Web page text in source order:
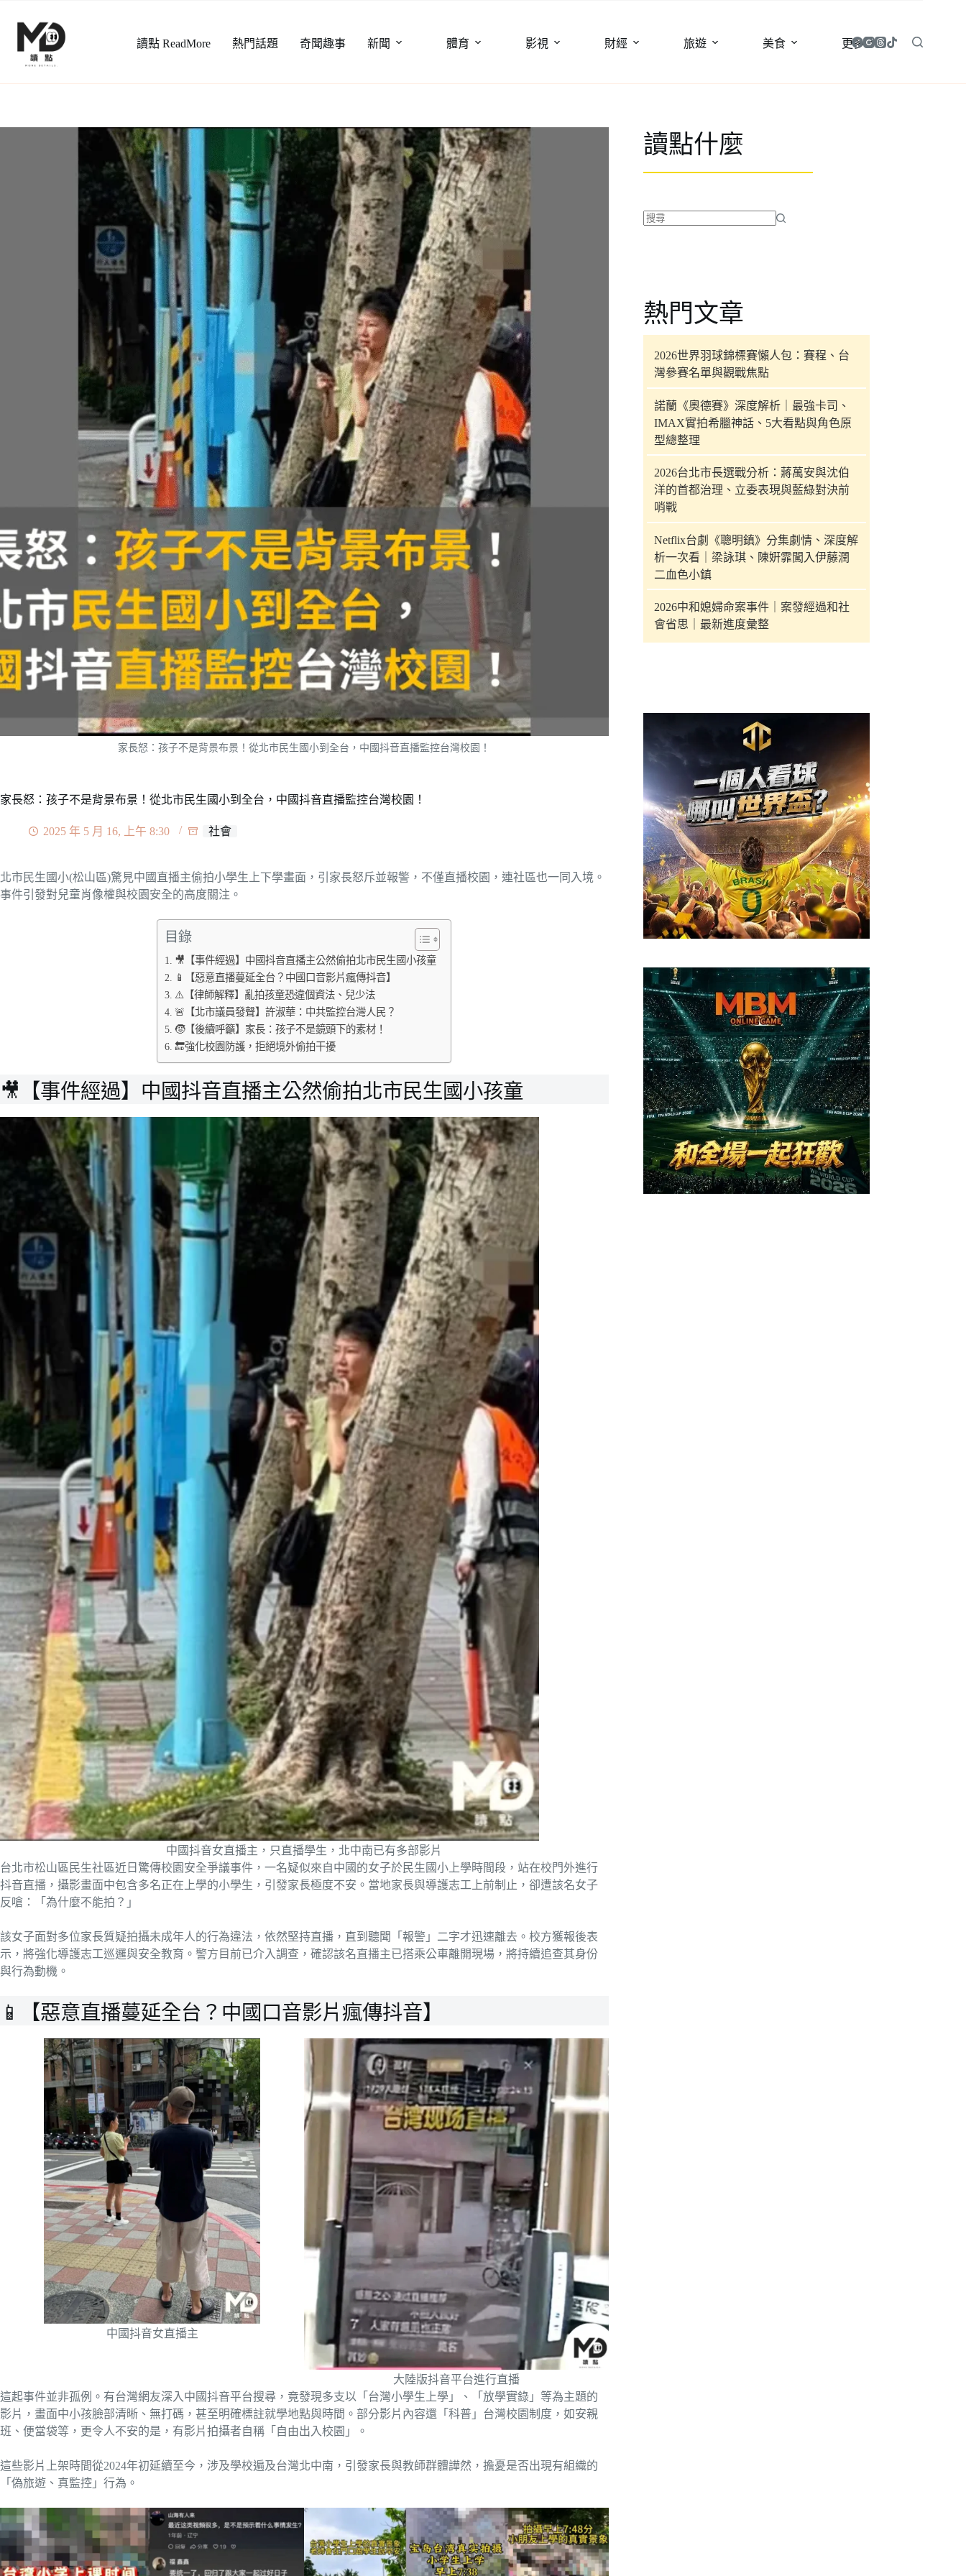
讀點 ReadMore 熱門話題 奇聞趣事 新聞 體育 影視 財經 旅遊 美食 更多
家長怒：孩子不是背景布景！從北市民生國小到全台，中國抖音直播監控台灣校園！
家長怒：孩子不是背景布景！從北市民生國小到全台，中國抖音直播監控台灣校園！
2025 年 5 月 16, 上午 8:30 社會
北市民生國小(松山區)驚見中國直播主偷拍小學生上下學畫面，引家長怒斥並報警，不僅直播校園，連社區也一同入境。
事件引發對兒童肖像權與校園安全的高度關注。
目錄
🎥【事件經過】中國抖音直播主公然偷拍北市民生國小孩童
📱【惡意直播蔓延全台？中國口音影片瘋傳抖音】
⚠️【律師解釋】亂拍孩童恐違個資法、兒少法
🚨【北市議員發聲】許淑華：中共監控台灣人民？
🧒【後續呼籲】家長：孩子不是鏡頭下的素材！
🔚強化校園防護，拒絕境外偷拍干擾
🎥【事件經過】中國抖音直播主公然偷拍北市民生國小孩童
中國抖音女直播主，只直播學生，北中南已有多部影片
台北市松山區民生社區近日驚傳校園安全爭議事件，一名疑似來自中國的女子於民生國小上學時間段，站在校門外進行
抖音直播，攝影畫面中包含多名正在上學的小學生，引發家長極度不安。當地家長與導護志工上前制止，卻遭該名女子
反嗆：「為什麼不能拍？」
該女子面對多位家長質疑拍攝未成年人的行為違法，依然堅持直播，直到聽聞「報警」二字才迅速離去。校方獲報後表
示，將強化導護志工巡邏與安全教育。警方目前已介入調查，確認該名直播主已搭乘公車離開現場，將持續追查其身份
與行為動機。
📱【惡意直播蔓延全台？中國口音影片瘋傳抖音】
中國抖音女直播主
大陸版抖音平台進行直播
這起事件並非孤例。有台灣網友深入中國抖音平台搜尋，竟發現多支以「台灣小學生上學」、「放學實錄」等為主題的
影片，畫面中小孩臉部清晰、無打碼，甚至明確標註就學地點與時間。部分影片內容還「科普」台灣校園制度，如安親
班、便當袋等，更令人不安的是，有影片拍攝者自稱「自由出入校園」。
這些影片上架時間從2024年初延續至今，涉及學校遍及台灣北中南，引發家長與教師群體譁然，擔憂是否出現有組織的
「偽旅遊、真監控」行為。
讀點什麼
合
條
件
果
熱門文章
2026世界羽球錦標賽懶人包：賽程、台
灣參賽名單與觀戰焦點
諾蘭《奧德賽》深度解析｜最強卡司、
IMAX實拍希臘神話、5大看點與角色原
型總整理
2026台北市長選戰分析：蔣萬安與沈伯
洋的首都治理、立委表現與藍綠對決前
哨戰
Netflix台劇《聰明鎮》分集劇情、深度解
析一次看｜梁詠琪、陳姸霏闖入伊藤潤
二血色小鎮
2026中和媳婦命案事件｜案發經過和社
會省思｜最新進度彙整